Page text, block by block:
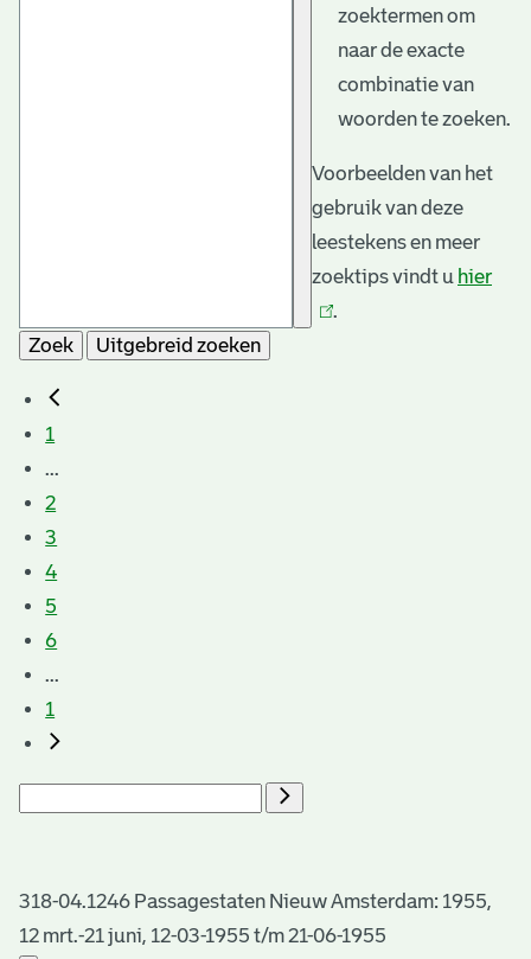
zoektermen om
naar de exacte
combinatie van
woorden te zoeken.
Voorbeelden van het
gebruik van deze
leestekens en meer
zoektips vindt u hier
.
Zoek
Uitgebreid zoeken
1
...
2
3
4
5
6
...
1
318-04.1246 Passagestaten Nieuw Amsterdam: 1955,
12 mrt.-21 juni, 12-03-1955 t/m 21-06-1955